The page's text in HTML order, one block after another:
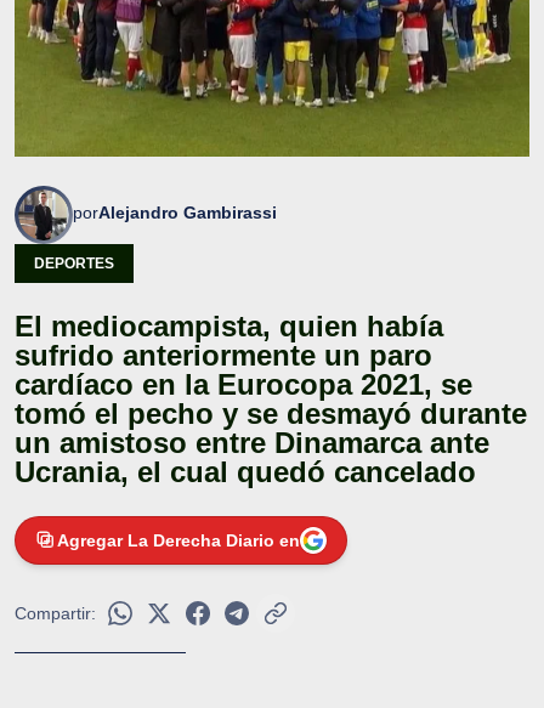
porAlejandro Gambirassi
DEPORTES
El mediocampista, quien había
sufrido anteriormente un paro
cardíaco en la Eurocopa 2021, se
tomó el pecho y se desmayó durante
un amistoso entre Dinamarca ante
Ucrania, el cual quedó cancelado
Agregar La Derecha Diario en
Compartir: